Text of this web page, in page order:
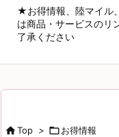
★お得情報、陸マイ
は商品・サービスのリ
了承ください
Top > お得情報